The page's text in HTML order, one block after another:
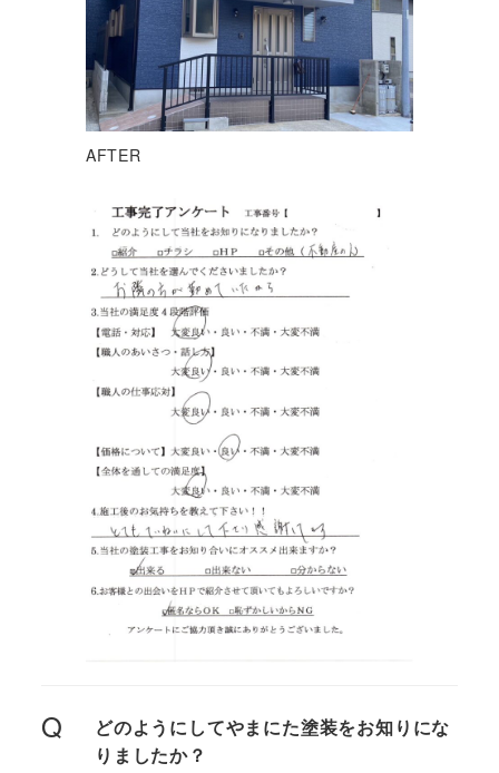
AFTER
Q
どのようにしてやまにた塗装をお知りにな
りましたか？